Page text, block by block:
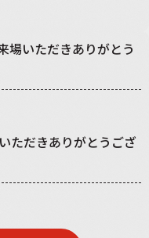
場いただきありがとう
ただきありがとうござ